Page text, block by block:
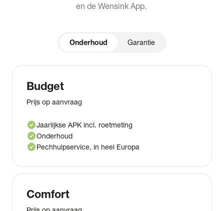
en de Wensink App.
Onderhoud Garantie
Budget
Prijs op aanvraag
check_circleJaarlijkse APK incl. roetmeting
check_circleOnderhoud
check_circlePechhulpservice, in heel Europa
Comfort